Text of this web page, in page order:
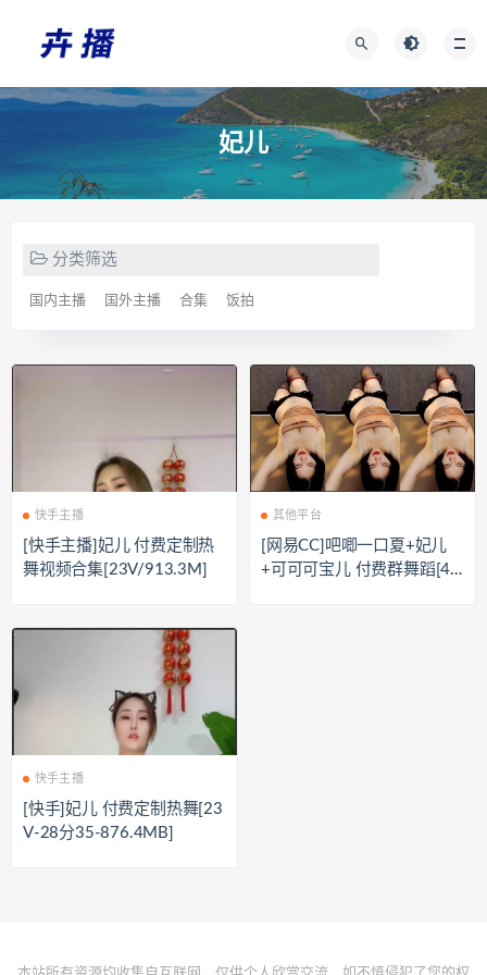
妃儿
分类筛选
国内主播 国外主播 合集 饭拍
快手主播
[快手主播]妃儿 付费定制热
舞视频合集[23V/913.3M]
其他平台
[网易CC]吧唧一口夏+妃儿
+可可可宝儿 付费群舞蹈[4
快手主播
[快手]妃儿 付费定制热舞[23
V-28分35-876.4MB]